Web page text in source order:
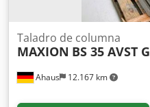
Ahaus 12.167 km
Taladro de columna
MAXION BS 35 AVST G